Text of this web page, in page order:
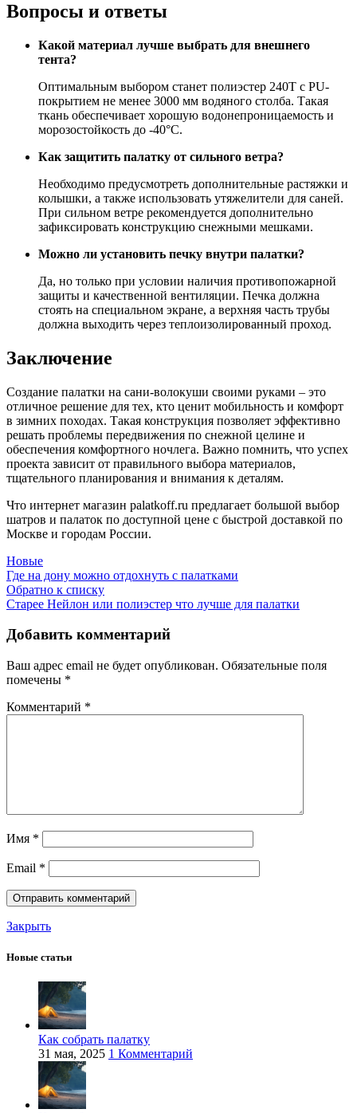
Вопросы и ответы
Какой материал лучше выбрать для внешнего
тента?
Оптимальным выбором станет полиэстер 240T с PU-
покрытием не менее 3000 мм водяного столба. Такая
ткань обеспечивает хорошую водонепроницаемость и
морозостойкость до -40°C.
Как защитить палатку от сильного ветра?
Необходимо предусмотреть дополнительные растяжки и
колышки, а также использовать утяжелители для саней.
При сильном ветре рекомендуется дополнительно
зафиксировать конструкцию снежными мешками.
Можно ли установить печку внутри палатки?
Да, но только при условии наличия противопожарной
защиты и качественной вентиляции. Печка должна
стоять на специальном экране, а верхняя часть трубы
должна выходить через теплоизолированный проход.
Заключение
Создание палатки на сани-волокуши своими руками – это
отличное решение для тех, кто ценит мобильность и комфорт
в зимних походах. Такая конструкция позволяет эффективно
решать проблемы передвижения по снежной целине и
обеспечения комфортного ночлега. Важно помнить, что успех
проекта зависит от правильного выбора материалов,
тщательного планирования и внимания к деталям.
Что интернет магазин palatkoff.ru предлагает большой выбор
шатров и палаток по доступной цене с быстрой доставкой по
Москве и городам России.
Новые
Где на дону можно отдохнуть с палатками
Обратно к списку
Старее Нейлон или полиэстер что лучше для палатки
Добавить комментарий
Ваш адрес email не будет опубликован. Обязательные поля
помечены *
Комментарий *
Имя *
Email *
Закрыть
Новые статьи
Как собрать палатку
31 мая, 2025 1 Комментарий